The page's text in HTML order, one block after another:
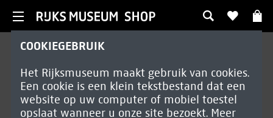
COOKIEGEBRUIK
Het Rijksmuseum maakt gebruik van cookies.
Een cookie is een klein tekstbestand dat een
website op uw computer of mobiel toestel
opslaat wanneer u onze site bezoekt. Meer
Ornament Nijntje Melkmeisje
glas